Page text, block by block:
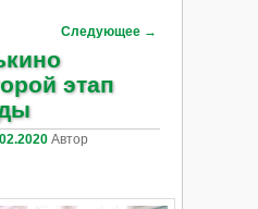
Следующее →
этап
Автор